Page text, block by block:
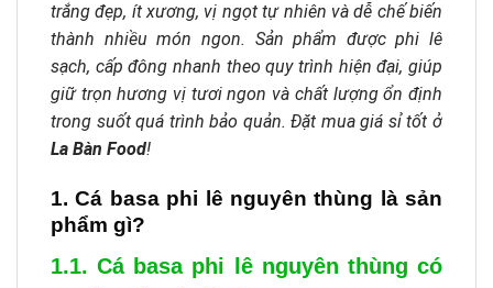
trắng đẹp, ít xương, vị ngọt tự nhiên và dễ chế biến
thành nhiều món ngon. Sản phẩm được phi lê
sạch, cấp đông nhanh theo quy trình hiện đại, giúp
giữ trọn hương vị tươi ngon và chất lượng ổn định
trong suốt quá trình bảo quản. Đặt mua giá sỉ tốt ở
La Bàn Food!
1. Cá basa phi lê nguyên thùng là sản
phẩm gì?
1.1. Cá basa phi lê nguyên thùng có